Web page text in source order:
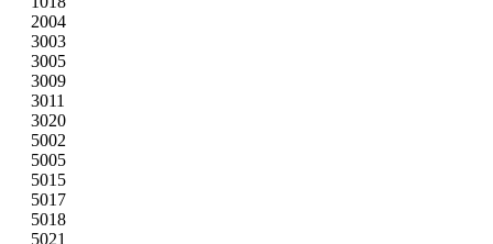
2004
3003
3005
3009
3011
3020
5002
5005
5015
5017
5018
5021